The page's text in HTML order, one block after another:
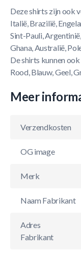
Deze shirts zijn ook
Italië, Brazilië,
Sint-Pauli,
Ghana, Australië,
De shirts kunnen
Rood, Blauw, Geel,
Meer
Verzendkosten
OG image
Merk
Naam Fabrikant
Adres
Fabrikant